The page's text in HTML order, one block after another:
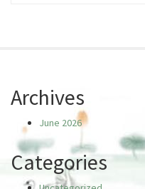
Archives
June 2026
Categories